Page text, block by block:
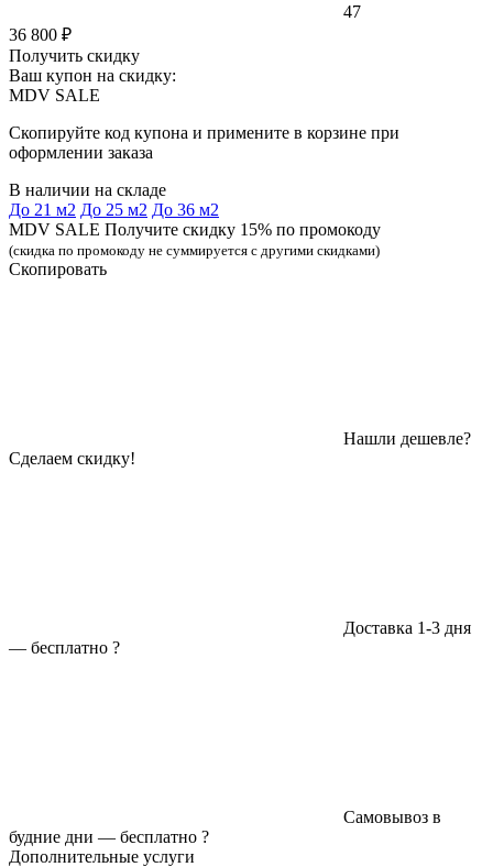
47
36 800 ₽
Получить скидку
Ваш купон на скидку:
MDV SALE
Скопируйте код купона и примените в корзине при
оформлении заказа
В наличии на складе
До 21 м2 До 25 м2 До 36 м2
MDV SALE Получите скидку 15% по промокоду
(скидка по промокоду не суммируется с другими скидками)
Скопировать
Нашли дешевле?
Сделаем скидку!
Доставка 1-3 дня
— бесплатно ?
Самовывоз в
будние дни — бесплатно ?
Дополнительные услуги